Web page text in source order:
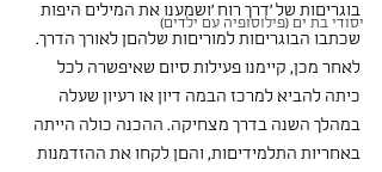
יסודי בת ים (פילוסופיה עם ילדים)
בוגריםות של ׳דרך רוח ׳ושמענו את המילים היפות
שכתבו הבוגריםות למוריםות שלהםן לאורך הדרך.
לאחר מכן, קיימנו פעילות סיום שאיפשרה לכל
כיתה להביא למרכז הבמה דיון או רעיון שעלה
במהלך השנה בדרך מצחיקה. ההכנה כולה הייתה
באחריות התלמידיםות, והםן לקחו את ההזדמנות